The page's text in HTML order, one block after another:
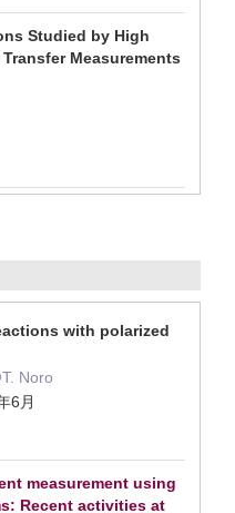
Studied by High
Measurements
with polarized
Noro
6月
measurement using
Recent activities at